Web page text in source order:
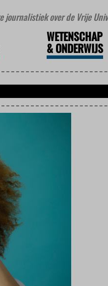
journalistiek over de Vrije
WETENSCHAP
&ONDERWIJS